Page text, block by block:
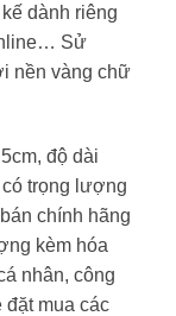
dành riêng
Sử
nền vàng chữ
độ dài
trọng lượng
chính hãng
kèm hóa
nhân, công
mua các